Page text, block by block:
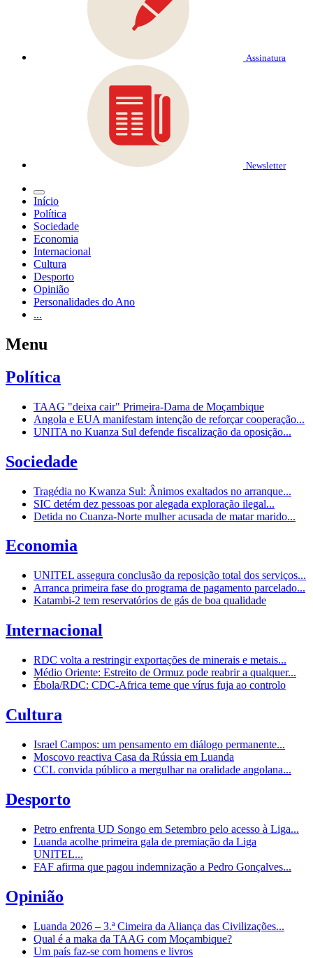
Assinatura
Newsletter
Início
Política
Sociedade
Economia
Internacional
Cultura
Desporto
Opinião
Personalidades do Ano
...
Menu
Política
TAAG "deixa cair" Primeira-Dama de Moçambique
Angola e EUA manifestam intenção de reforçar cooperação...
UNITA no Kuanza Sul defende fiscalização da oposição...
Sociedade
Tragédia no Kwanza Sul: Ânimos exaltados no arranque...
SIC detém dez pessoas por alegada exploração ilegal...
Detida no Cuanza-Norte mulher acusada de matar marido...
Economia
UNITEL assegura conclusão da reposição total dos serviços...
Arranca primeira fase do programa de pagamento parcelado...
Katambi-2 tem reservatórios de gás de boa qualidade
Internacional
RDC volta a restringir exportações de minerais e metais...
Médio Oriente: Estreito de Ormuz pode reabrir a qualquer...
Ébola/RDC: CDC-Africa teme que vírus fuja ao controlo
Cultura
Israel Campos: um pensamento em diálogo permanente...
Moscovo reactiva Casa da Rússia em Luanda
CCL convida público a mergulhar na oralidade angolana...
Desporto
Petro enfrenta UD Songo em Setembro pelo acesso à Liga...
Luanda acolhe primeira gala de premiação da Liga
UNITEL...
FAF afirma que pagou indemnização a Pedro Gonçalves...
Opinião
Luanda 2026 – 3.ª Cimeira da Aliança das Civilizações...
Qual é a maka da TAAG com Moçambique?
Um país faz-se com homens e livros